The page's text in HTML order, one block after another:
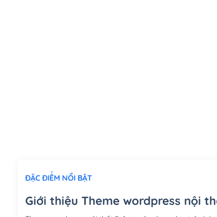
ĐẶC ĐIỂM NỔI BẬT
Giới thiệu Theme wordpress nội